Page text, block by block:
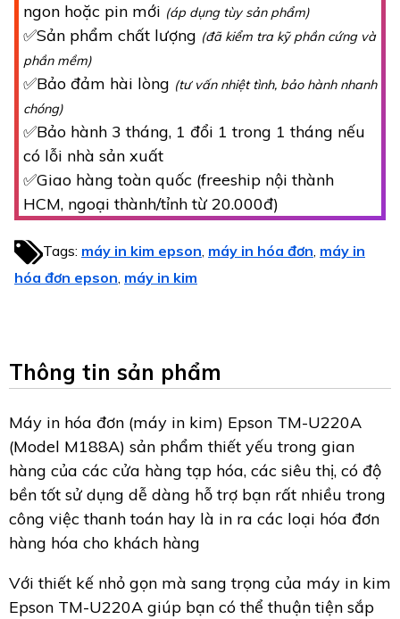
ngon hoặc pin mới (áp dụng tùy sản phẩm)
✅Sản phẩm chất lượng (đã kiểm tra kỹ phần cứng và
phần mềm)
✅Bảo đảm hài lòng (tư vấn nhiệt tình, bảo hành nhanh
chóng)
✅Bảo hành 3 tháng, 1 đổi 1 trong 1 tháng nếu
có lỗi nhà sản xuất
✅Giao hàng toàn quốc (freeship nội thành
HCM, ngoại thành/tỉnh từ 20.000đ)
Tags: máy in kim epson máy in hóa đơn máy in
hóa đơn epson, máy in kim
Thông tin sản phẩm
Máy in hóa đơn (máy in kim) Epson TM-U220A
(Model M188A) sản phẩm thiết yếu trong gian
hàng của các cửa hàng tạp hóa, các siêu thị, có độ
bền tốt sử dụng dễ dàng hỗ trợ bạn rất nhiều trong
công việc thanh toán hay là in ra các loại hóa đơn
hàng hóa cho khách hàng
Với thiết kế nhỏ gọn mà sang trọng của máy in kim
Epson TM-U220A giúp bạn có thể thuận tiện sắp